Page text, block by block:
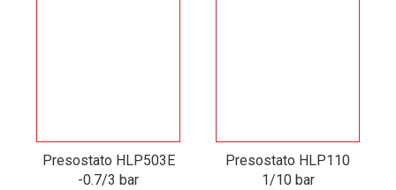
Presostato HLP503E
-0.7/3 bar
Presostato HLP110
1/10 bar